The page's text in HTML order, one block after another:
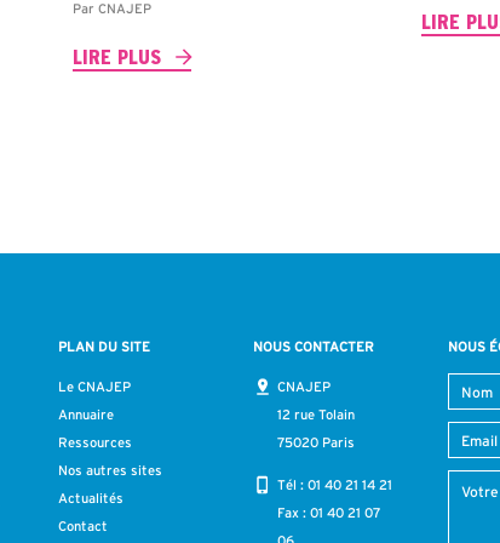
Par CNAJEP
LIRE PLUS
LIRE
PLAN DU SITE
Le CNAJEP
Annuaire
Ressources
Nos autres sites
Actualités
Contact
NOUS CONTACTER
CNAJEP
12 rue Tolain
75020 Paris
Tél : 01 40 21 14 21
Fax : 01 40 21 07
NOUS